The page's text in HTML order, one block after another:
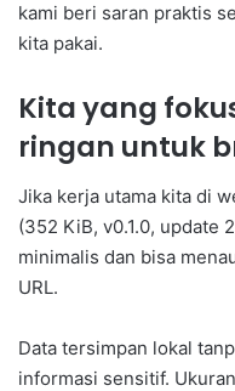
kami beri saran praktis
kita pakai.
Kita yang
ringan untuk
Jika kerja utama kita di
(352 KiB, v0.1.0, update
minimalis dan bisa
URL.
Data tersimpan lokal
informasi sensitif.